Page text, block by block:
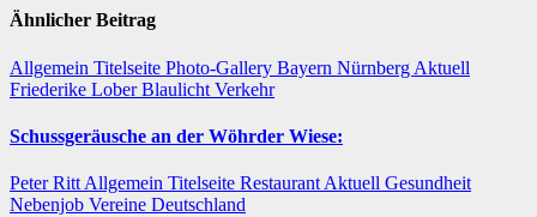
Ähnlicher Beitrag
Allgemein Titelseite Photo-Gallery Bayern Nürnberg Aktuell
Friederike LoberBlaulicht Verkehr
Schussgeräusche an der Wöhrder Wiese:
Peter Ritt Allgemein Titelseite Restaurant Aktuell Gesundheit
Nebenjob Vereine Deutschland